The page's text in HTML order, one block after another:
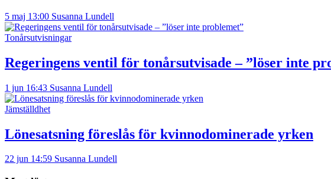
5 maj 13:00 Susanna Lundell
Tonårsutvisningar
Regeringens ventil för tonårsutvisade – ”löser inte
1 jun 16:43 Susanna Lundell
Jämställdhet
Lönesatsning föreslås för kvinnodominerade yrken
22 jun 14:59 Susanna Lundell